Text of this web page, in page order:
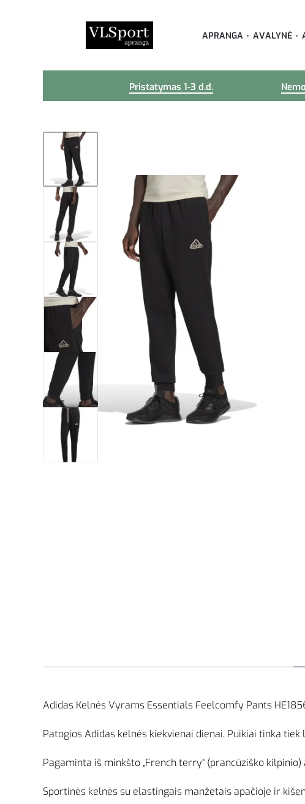
APRANGA AVALYNĖ
Pristatymas 1-3 d.d.
Adidas Kelnės Vyrams Essentials Feelcomfy Pants
Patogios Adidas kelnės kiekvienai dienai. Puikiai tinka
Pagaminta iš minkšto „French terry“ (prancūziško
Sportinės kelnės su elastingais manžetais apačioje ir